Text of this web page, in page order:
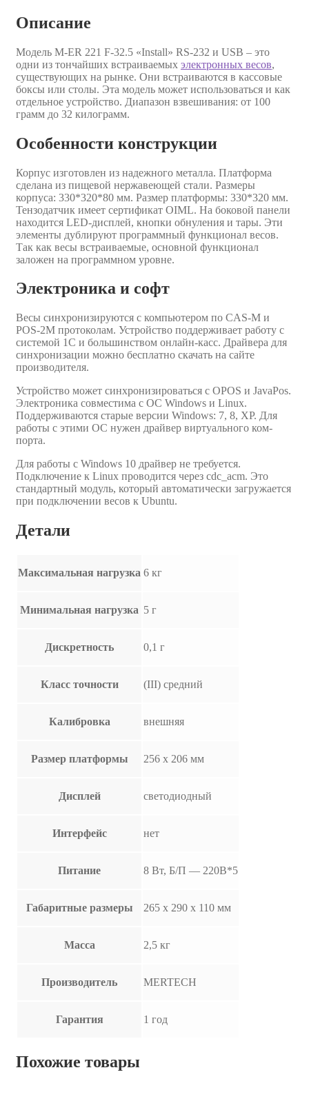
Описание
Модель M-ER 221 F-32.5 «Install» RS-232 и USB – это
одни из тончайших встраиваемых электронных весов,
существующих на рынке. Они встраиваются в кассовые
боксы или столы. Эта модель может использоваться и как
отдельное устройство. Диапазон взвешивания: от 100
грамм до 32 килограмм.
Особенности конструкции
Корпус изготовлен из надежного металла. Платформа
сделана из пищевой нержавеющей стали. Размеры
корпуса: 330*320*80 мм. Размер платформы: 330*320 мм.
Тензодатчик имеет сертификат OIML. На боковой панели
находится LED-дисплей, кнопки обнуления и тары. Эти
элементы дублируют программный функционал весов.
Так как весы встраиваемые, основной функционал
заложен на программном уровне.
Электроника и софт
Весы синхронизируются с компьютером по СAS-M и
POS-2M протоколам. Устройство поддерживает работу с
системой 1С и большинством онлайн-касс. Драйвера для
синхронизации можно бесплатно скачать на сайте
производителя.
Устройство может синхронизироваться с OPOS и JavaPos.
Электроника совместима с OC Windows и Linux.
Поддерживаются старые версии Windows: 7, 8, XP. Для
работы с этими ОС нужен драйвер виртуального ком-
порта.
Для работы с Windows 10 драйвер не требуется.
Подключение к Linux проводится через cdc_acm. Это
стандартный модуль, который автоматически загружается
при подключении весов к Ubuntu.
Детали
Максимальная нагрузка 6 кг
Минимальная нагрузка 5 г
Дискретность 0,1 г
Класс точности (III) средний
Калибровка внешняя
Размер платформы 256 х 206 мм
Дисплей светодиодный
Интерфейс нет
Питание 8 Вт, Б/П — 220В*5
Габаритные размеры 265 х 290 х 110 мм
Масса 2,5 кг
Производитель MERTECH
Гарантия 1 год
Похожие товары